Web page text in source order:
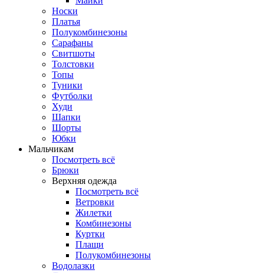
Носки
Платья
Полукомбинезоны
Сарафаны
Свитшоты
Толстовки
Топы
Туники
Футболки
Худи
Шапки
Шорты
Юбки
Мальчикам
Посмотреть всё
Брюки
Верхняя одежда
Посмотреть всё
Ветровки
Жилетки
Комбинезоны
Куртки
Плащи
Полукомбинезоны
Водолазки